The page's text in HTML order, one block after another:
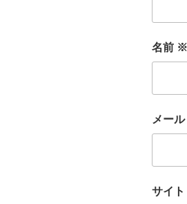
名前 ※
メール
サイト